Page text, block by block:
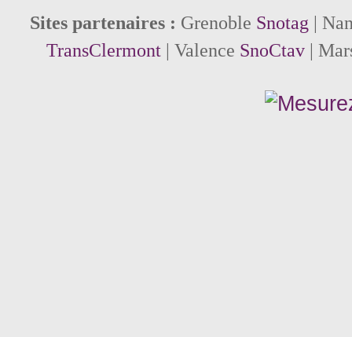
Sites partenaires : Grenoble Snotag |
TransClermont| Valence SnoCtav|